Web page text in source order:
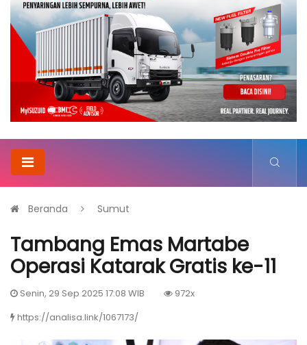
Beranda Sumut
Tambang Emas Martabe
Operasi Katarak Gratis ke-11
Senin, 29 Sep 2025 17:08 WIB
972x
https://analisa.link/1067173/